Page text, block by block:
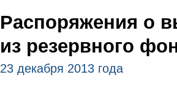
Распоряжения о
из резервного
23 декабря 2013 года